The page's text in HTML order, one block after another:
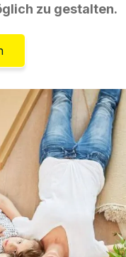
zu gestalten.